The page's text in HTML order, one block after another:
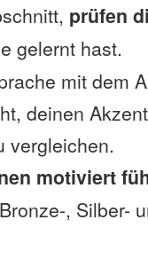
prüfen
gelernt hast.
mit dem
deinen
vergleichen.
motiviert
, Silber-